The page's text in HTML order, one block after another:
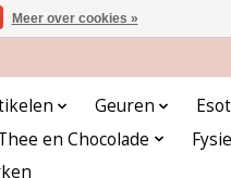
Geuren
en Chocolade
Meer over cookies »